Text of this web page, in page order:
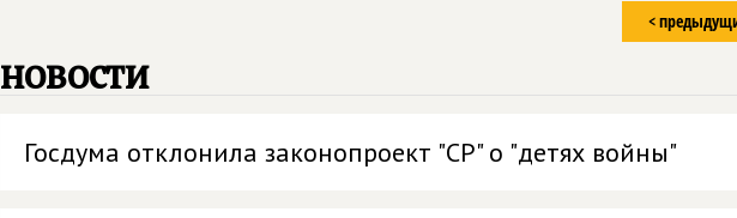
<
новости
Госдума отклонила законопроект "СР" о "детях войны"